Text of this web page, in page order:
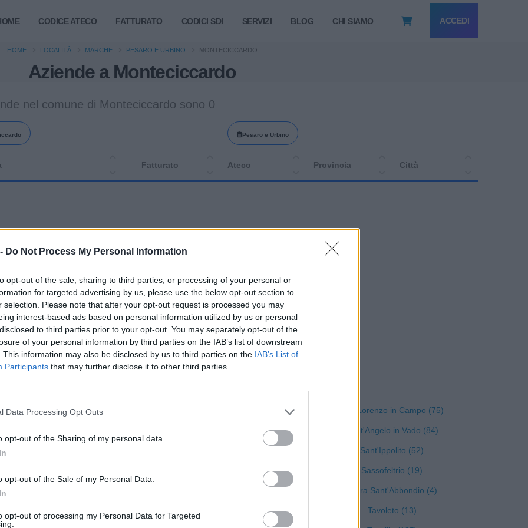
Do Not Process My Personal Information
opt-out of the sale, sharing to third parties, or processing of your personal or
for targeted advertising by us, please use the below opt-out section to
selection. Please note that after your opt-out request is processed you may
interest-based ads based on personal information utilized by us or personal
to third parties prior to your opt-out. You may separately opt-out of the
of your personal information by third parties on the IAB’s list of downstream
This information may also be disclosed by us to third parties on the IAB’s List of
Participants that may further disclose it to other third parties.
Data Processing Opt Outs
opt-out of the Sharing of my personal data.
opt-out of the Sale of my Personal Data.
opt-out of processing my Personal Data for Targeted
CODICE ATECO FATTURATO CODICI SDI SERVIZI BLOG CHI SIAMO ACCEDI
Aziende a Monteciccardo
HOME LOCALITÀ MARCHE PESARO E URBINO MONTECICCARDO
nel comune di Monteciccardo sono 0
Pesaro e Urbino
Fatturato Ateco Provincia Città
tutti i comuni della provincia di Pesaro e Urbino
Frontone (12) San Lorenzo in Campo (75)
Sant'Angelo in Vado (84)
Sant'Ippolito (52)
Sassofeltrio (19)
Serra Sant'Abbondio (4)
Tavoleto (13)